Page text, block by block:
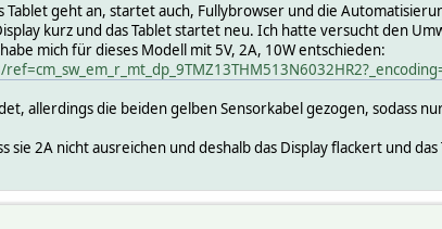
geht an, startet auch, Fullybrowser und die
kurz und das Tablet startet neu. Ich hatte versucht den
mich für dieses Modell mit 5V, 2A, 10W entschieden:
allerdings die beiden gelben Sensorkabel gezogen, sodass
sie 2A nicht ausreichen und deshalb das Display flackert und